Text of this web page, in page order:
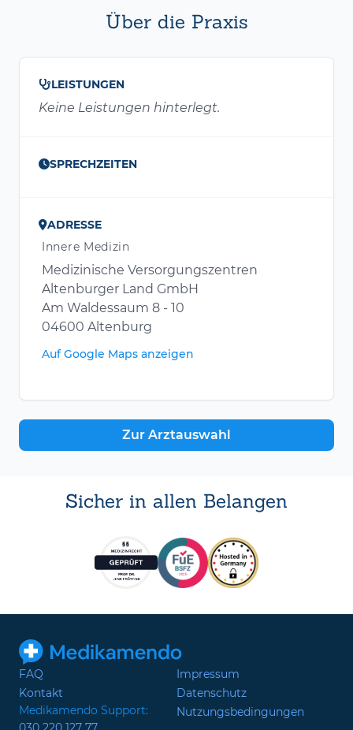
Über die Praxis
LEISTUNGEN
Keine Leistungen hinterlegt.
SPRECHZEITEN
ADRESSE
Innere Medizin
Medizinische Versorgungszentren
Altenburger Land GmbH
Am Waldessaum 8 - 10
04600 Altenburg
Auf Google Maps anzeigen
Zur Arztauswahl
Sicher in allen Belangen
FAQ
Kontakt
Medikamendo Support:
Impressum
Datenschutz
Nutzungsbedingungen